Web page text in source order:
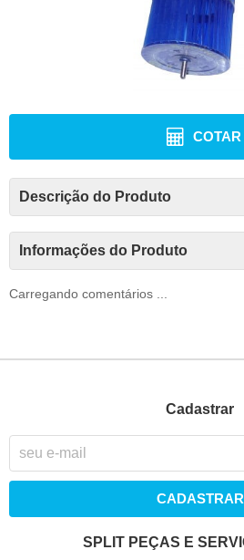
COTAR
Descrição do Produto
Informações do Produto
Carregando comentários ...
Cadastrar
CADASTRAR
SPLIT PEÇAS E